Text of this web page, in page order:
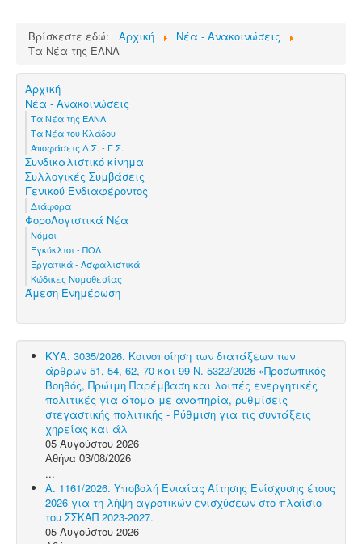
Βρίσκεστε εδώ: Αρχική
Νέα - Ανακοινώσεις
Τα Νέα της ΕΛΝΛ
Αρχική
Νέα - Ανακοινώσεις
Τα Νέα της ΕΛΝΛ
Τα Νέα του Κλάδου
Αποφάσεις Δ.Σ. - Γ.Σ.
Συνδικαλιστικό κίνημα
Συλλογικές Συμβάσεις
Γενικού Ενδιαφέροντος
Διάφορα
ΦοροΛογιστικά Νέα
Νόμοι
Εγκύκλιοι - ΠΟΛ
Εργατικά - Ασφαλιστικά
Κώδικες Νομοθεσίας
Άμεση Ενημέρωση
ΚΥΑ. 3035/2026. Κοινοποίηση των διατάξεων των
άρθρων 51, 54, 62, 70 και 99 Ν. 5322/2026 «Προσωπικός
Βοηθός, Πρώιμη Παρέμβαση και λοιπές ενεργητικές
πολιτικές για άτομα με αναπηρία, ρυθμίσεις
στεγαστικής πολιτικής - Ρύθμιση για τις συντάξεις
χηρείας και άλ
05 Αυγούστου 2026
Αθήνα 03/08/2026
...
Α. 1161/2026. Υποβολή Ενιαίας Αίτησης Ενίσχυσης έτους
2026 για τη λήψη αγροτικών ενισχύσεων στο πλαίσιο
του ΣΣΚΑΠ 2023-2027.
05 Αυγούστου 2026